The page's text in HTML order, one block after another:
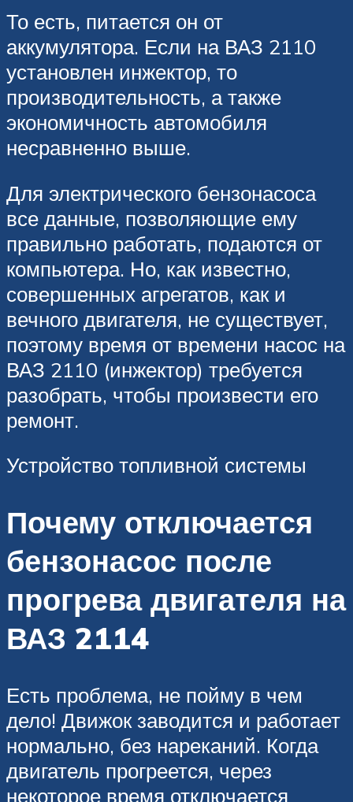
То есть, питается он от
аккумулятора. Если на ВАЗ 2110
установлен инжектор, то
производительность, а также
экономичность автомобиля
несравненно выше.
Для электрического бензонасоса
все данные, позволяющие ему
правильно работать, подаются от
компьютера. Но, как известно,
совершенных агрегатов, как и
вечного двигателя, не существует,
поэтому время от времени насос на
ВАЗ 2110 (инжектор) требуется
разобрать, чтобы произвести его
ремонт.
Устройство топливной системы
Почему отключается
бензонасос после
прогрева двигателя на
ВАЗ 2114
Есть проблема, не пойму в чем
дело! Движок заводится и работает
нормально, без нареканий. Когда
двигатель прогреется, через
некоторое время отключается